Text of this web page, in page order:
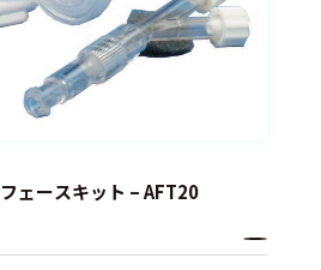
ェースキット – AFT20